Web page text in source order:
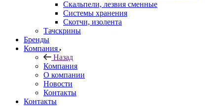
Скальпели, лезвия сменные
Системы хранения
Скотчи, изолента
Тачскрины
Бренды
Компания
Назад
Компания
О компании
Новости
Контакты
Контакты